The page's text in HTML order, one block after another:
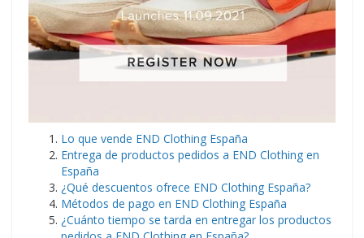
Lo que vende END Clothing España
Entrega de productos pedidos a END Clothing en
España
¿Qué descuentos ofrece END Clothing España?
Métodos de pago en END Clothing España
¿Cuánto tiempo se tarda en entregar los productos